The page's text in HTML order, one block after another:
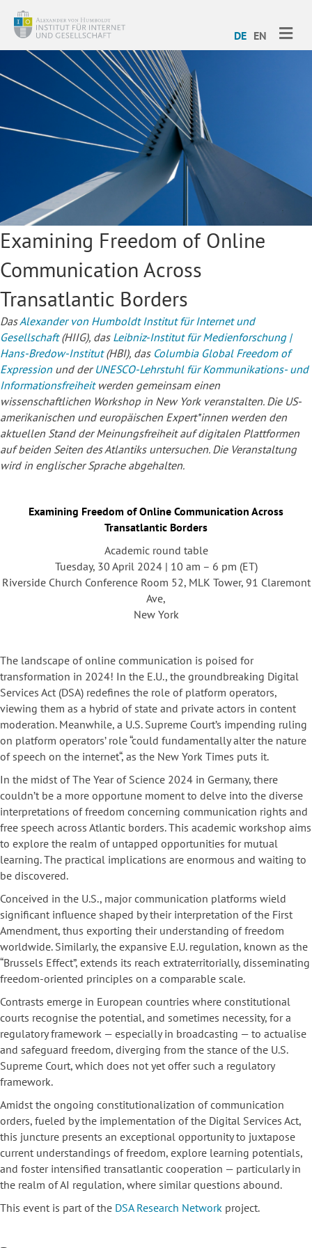
DE EN
Examining Freedom of Online
Communication Across
Transatlantic Borders
DasAlexander von Humboldt Institut für Internet und
Gesellschaft(HIIG), das Leibniz-Institut für Medienforschung |
Hans-Bredow-Institut(HBI), das Columbia Global Freedom of
Expression und der UNESCO-Lehrstuhl für Kommunikations- und
Informationsfreiheitwerden gemeinsam einen
wissenschaftlichen Workshop in New York veranstalten. Die US-
amerikanischen und europäischen Expert*innen werden den
aktuellen Stand der Meinungsfreiheit auf digitalen Plattformen
auf beiden Seiten des Atlantiks untersuchen. Die Veranstaltung
wird in englischer Sprache abgehalten.
Examining Freedom of Online Communication Across
Transatlantic Borders
Academic round table
Tuesday, 30 April 2024 | 10 am – 6 pm (ET)
Riverside Church Conference Room 52, MLK Tower, 91 Claremont
Ave,
New York
The landscape of online communication is poised for
transformation in 2024! In the E.U., the groundbreaking Digital
Services Act (DSA) redefines the role of platform operators,
viewing them as a hybrid of state and private actors in content
moderation. Meanwhile, a U.S. Supreme Court’s impending ruling
on platform operators’ role “could fundamentally alter the nature
of speech on the internet“, as the New York Times puts it.
In the midst of The Year of Science 2024 in Germany, there
couldn’t be a more opportune moment to delve into the diverse
interpretations of freedom concerning communication rights and
free speech across Atlantic borders. This academic workshop aims
to explore the realm of untapped opportunities for mutual
learning. The practical implications are enormous and waiting to
be discovered.
Conceived in the U.S., major communication platforms wield
significant influence shaped by their interpretation of the First
Amendment, thus exporting their understanding of freedom
worldwide. Similarly, the expansive E.U. regulation, known as the
“Brussels Effect”, extends its reach extraterritorially, disseminating
freedom-oriented principles on a comparable scale.
Contrasts emerge in European countries where constitutional
courts recognise the potential, and sometimes necessity, for a
regulatory framework — especially in broadcasting — to actualise
and safeguard freedom, diverging from the stance of the U.S.
Supreme Court, which does not yet offer such a regulatory
framework.
Amidst the ongoing constitutionalization of communication
orders, fueled by the implementation of the Digital Services Act,
this juncture presents an exceptional opportunity to juxtapose
current understandings of freedom, explore learning potentials,
and foster intensified transatlantic cooperation — particularly in
the realm of AI regulation, where similar questions abound.
This event is part of the DSA Research Network project.